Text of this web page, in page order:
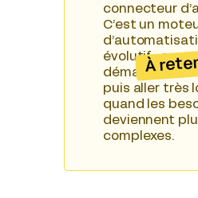
connecteur
C’est un
évolutif : on
démarrer sans
puis aller très
quand les
deviennent
complexes.
À